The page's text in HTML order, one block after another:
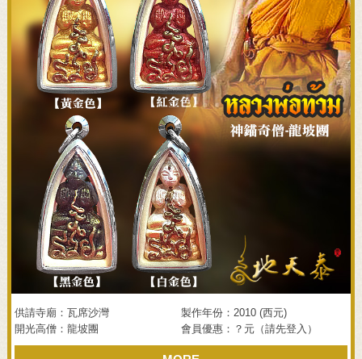
供請寺廟：瓦席沙灣
製作年份：2010 (西元)
開光高僧：龍坡團
會員優惠：？元（請先登入）